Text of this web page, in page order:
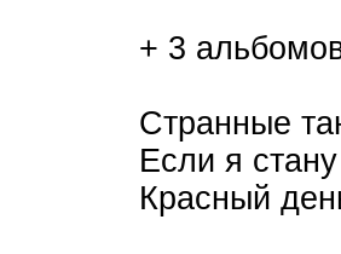
+ 3
Странные
Если я
Красный